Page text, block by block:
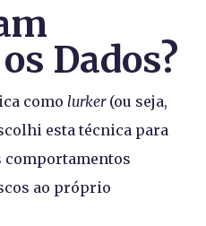
Dados?
comolurker (ou seja,
esta técnica para
comportamentos
ao próprio